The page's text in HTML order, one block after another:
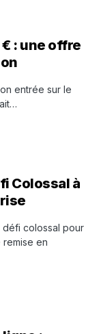
: une offre
entrée sur le
Colossal à
défi colossal pour
en